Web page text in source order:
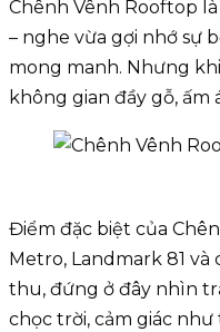
Chênh Vênh Rooftop
– nghe vừa gợi nhớ sự
mong manh. Nhưng
không gian đầy gỗ, ấm
Điểm đặc biệt của
Metro, Landmark 81 và
thu, đứng ở đây nhìn
chọc trời, cảm giác